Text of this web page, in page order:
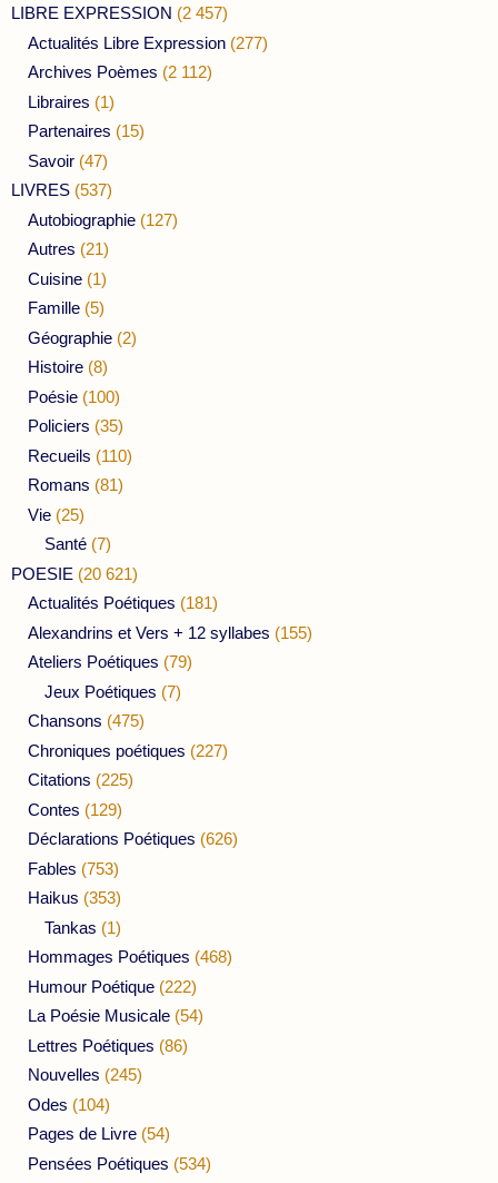
LIBRE EXPRESSION (2 457)
Actualités Libre Expression (277)
Archives Poèmes (2 112)
Libraires (1)
Partenaires (15)
Savoir (47)
LIVRES (537)
Autobiographie (127)
Autres (21)
Cuisine (1)
Famille (5)
Géographie (2)
Histoire (8)
Poésie (100)
Policiers (35)
Recueils (110)
Romans (81)
Vie (25)
Santé (7)
POESIE (20 621)
Actualités Poétiques (181)
Alexandrins et Vers + 12 syllabes (155)
Ateliers Poétiques (79)
Jeux Poétiques (7)
Chansons (475)
Chroniques poétiques (227)
Citations (225)
Contes (129)
Déclarations Poétiques (626)
Fables (753)
Haikus (353)
Tankas (1)
Hommages Poétiques (468)
Humour Poétique (222)
La Poésie Musicale (54)
Lettres Poétiques (86)
Nouvelles (245)
Odes (104)
Pages de Livre (54)
Pensées Poétiques (534)